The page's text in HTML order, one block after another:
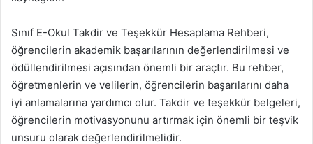
Sınıf E-Okul Takdir ve Teşekkür Hesaplama Rehberi,
öğrencilerin akademik başarılarının değerlendirilmesi ve
ödüllendirilmesi açısından önemli bir araçtır. Bu rehber,
öğretmenlerin ve velilerin, öğrencilerin başarılarını daha
iyi anlamalarına yardımcı olur. Takdir ve teşekkür belgeleri,
öğrencilerin motivasyonunu artırmak için önemli bir teşvik
unsuru olarak değerlendirilmelidir.